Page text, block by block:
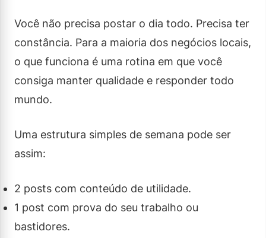
Você não precisa postar o dia todo. Precisa ter
constância. Para a maioria dos negócios locais,
o que funciona é uma rotina em que você
consiga manter qualidade e responder todo
mundo.
Uma estrutura simples de semana pode ser
assim:
2 posts com conteúdo de utilidade.
1 post com prova do seu trabalho ou
bastidores.